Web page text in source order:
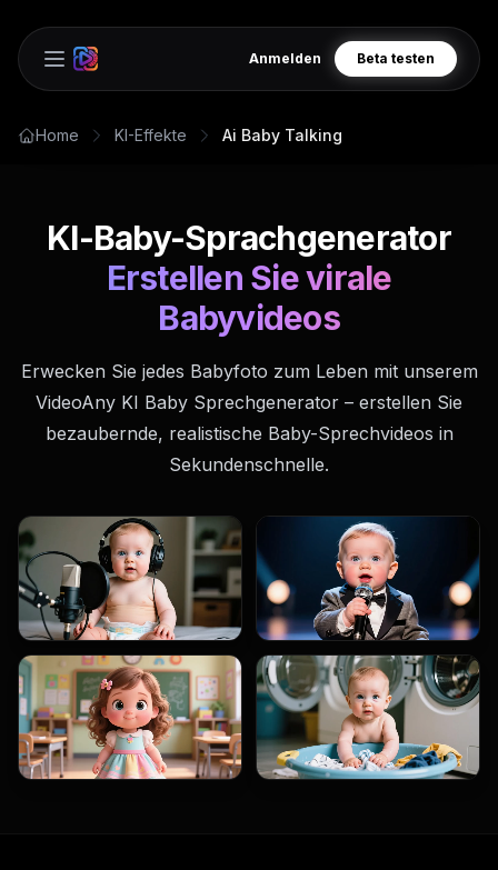
Open main menu
Anmelden Beta testen
Home KI-Effekte Ai Baby Talking
KI-Baby-Sprachgenerator
Erstellen Sie virale
Babyvideos
Erwecken Sie jedes Babyfoto zum Leben mit unserem
VideoAny KI Baby Sprechgenerator – erstellen Sie
bezaubernde, realistische Baby-Sprechvideos in
Sekundenschnelle.